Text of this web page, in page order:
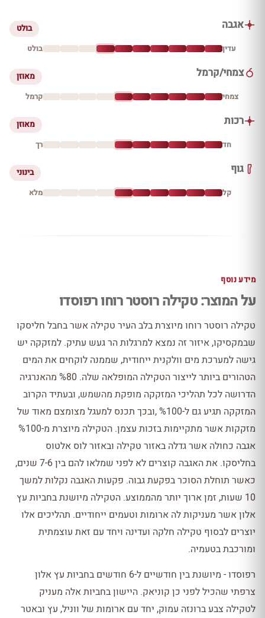
אגבה בולט
עדין בולט
צמחי/קרמל מאוזן
צמחי קרמל
רכות מאוזן
חד רך
גוף בינוני
קל מלא
מידע נוסף
על המוצר: טקילה רוסטר רוחו רפוסדו
טקילה רוסטר רוחו מיוצרת בלב העיר טקילה אשר בחבל חליסקו
שבמקסיקו, איזור זה נמצא למרגלות הר געש עתיק. למזקקה יש
גישה למערכת מים וולקנית ייחודית, שממנה לוקחים את המים
הטהורים ביותר לייצור הטקילה המופלאה שלה. %80 מהאנרגיה
הדרושה לכל תהליכי המזקקה מופקת מהשמש, ובעתיד הקרוב
המזקקה תגיע גם ל-%100 ,ובכך תכנס למעגל מצומצם מאוד של
מזקקות אשר מתקיימות בזכות עצמן. הטקילה מיוצרת מ-%100
אגבה כחולה אשר גדלה באזור טקילה ובאזור לוס אלטוס
בחליסקו. את האגבה קוצרים לא לפני שמלאו להם בין 7-6 שנים,
כאשר תוחלת הסוכר בפקעת גבוה. פקעות האגבה נקלות למשך
10 שעות, זמן ארוך יותר מהממוצע. הטקילה מיושנת בחביות עץ
אלון אשר מעניקות לה ארומות וטעמים ייחודיים. תהליכים אלו
יוצרים לבסוף טקילה חלקה ועדינה ויחד עם זאת עוצמתית
ומורכבת בטעמיה.
רפוסדו - מיושנת בין חודשיים ל-6 חודשים בחביות עץ אלון
צרפתי שהכיל לפני כן קוניאק. היישון בחביות אלה מעניק
לטקילה צבע ברונזה עמוק, יחד עם ארומות של ווניל, עץ ובאטר